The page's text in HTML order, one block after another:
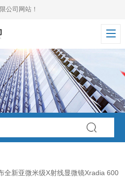
公司网站！
全新亚微米级X射线显微镜Xradia 600